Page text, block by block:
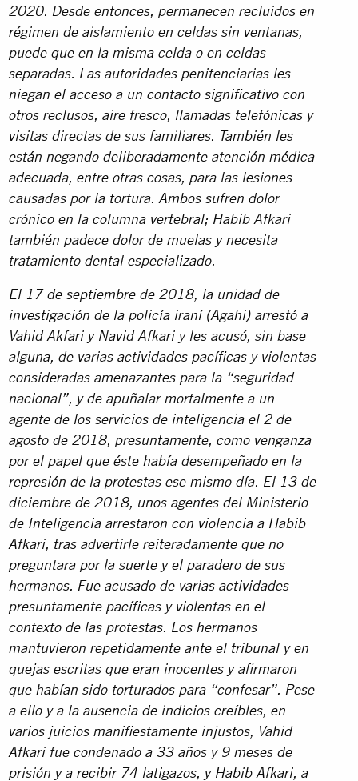
2020. Desde entonces, permanecen recluidos en
régimen de aislamiento en celdas sin ventanas,
puede que en la misma celda o en celdas
separadas. Las autoridades penitenciarias les
niegan el acceso a un contacto significativo con
otros reclusos, aire fresco, llamadas telefónicas y
visitas directas de sus familiares. También les
están negando deliberadamente atención médica
adecuada, entre otras cosas, para las lesiones
causadas por la tortura. Ambos sufren dolor
crónico en la columna vertebral; Habib Afkari
también padece dolor de muelas y necesita
tratamiento dental especializado.
El 17 de septiembre de 2018, la unidad de
investigación de la policía iraní (Agahi) arrestó a
Vahid Akfari y Navid Afkari y les acusó, sin base
alguna, de varias actividades pacíficas y violentas
consideradas amenazantes para la “seguridad
nacional”, y de apuñalar mortalmente a un
agente de los servicios de inteligencia el 2 de
agosto de 2018, presuntamente, como venganza
por el papel que éste había desempeñado en la
represión de la protestas ese mismo día. El 13 de
diciembre de 2018, unos agentes del Ministerio
de Inteligencia arrestaron con violencia a Habib
Afkari, tras advertirle reiteradamente que no
preguntara por la suerte y el paradero de sus
hermanos. Fue acusado de varias actividades
presuntamente pacíficas y violentas en el
contexto de las protestas. Los hermanos
mantuvieron repetidamente ante el tribunal y en
quejas escritas que eran inocentes y afirmaron
que habían sido torturados para “confesar”. Pese
a ello y a la ausencia de indicios creíbles, en
varios juicios manifiestamente injustos, Vahid
Afkari fue condenado a 33 años y 9 meses de
prisión y a recibir 74 latigazos, y Habib Afkari, a